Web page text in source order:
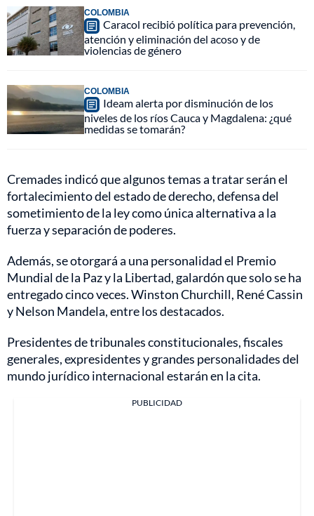
COLOMBIA
Caracol recibió política para prevención,
atención y eliminación del acoso y de
violencias de género
COLOMBIA
Ideam alerta por disminución de los
niveles de los ríos Cauca y Magdalena: ¿qué
medidas se tomarán?
Cremades indicó que algunos temas a tratar serán el
fortalecimiento del estado de derecho, defensa del
sometimiento de la ley como única alternativa a la
fuerza y separación de poderes.
Además, se otorgará a una personalidad el Premio
Mundial de la Paz y la Libertad, galardón que solo se ha
entregado cinco veces. Winston Churchill, René Cassin
y Nelson Mandela, entre los destacados.
Presidentes de tribunales constitucionales, fiscales
generales, expresidentes y grandes personalidades del
mundo jurídico internacional estarán en la cita.
PUBLICIDAD